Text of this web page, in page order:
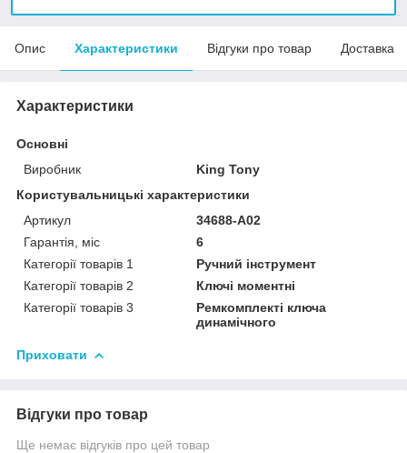
Опис Характеристики Відгуки про товар Доставка
Характеристики
Основні
Виробник
King Tony
Користувальницькі характеристики
Артикул
34688-A02
Гарантія, міс
6
Категорії товарів 1
Ручний інструмент
Категорії товарів 2
Ключі моментні
Категорії товарів 3
Ремкомплекті ключа
динамічного
Приховати
Відгуки про товар
Ще немає відгуків про цей товар